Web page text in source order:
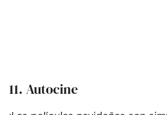
11. Autocine